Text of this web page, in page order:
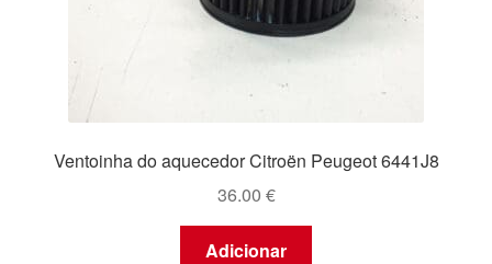
Ventoinha do aquecedor Citroën Peugeot 6441J8
36.00 €
Adicionar